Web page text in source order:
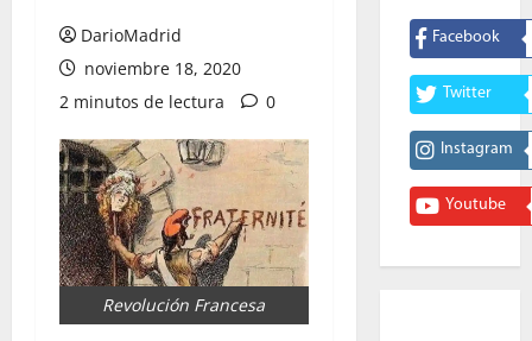
DarioMadrid
noviembre 18, 2020
2 minutos de lectura
0
Revolución Francesa
Facebook
Twitter
Instagram
Youtube